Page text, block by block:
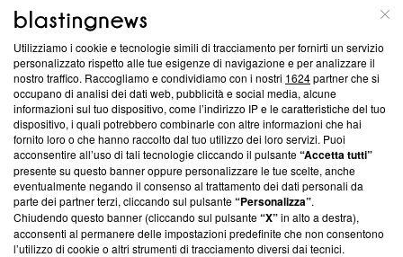
ABOUT
Questa sezione offre informazioni trasparenti su Blasting
News, sui nostri processi editoriali e su come ci impegniamo a
creare news di qualità. Inoltre, afferma la nostra aderenza a
‘Trust Project - News with Integrity’Blasting News non è
ancora membro del programma, ma ha richiesto di farne
parte; Trust Project non ha ancora effettuato una verifica di
conformità agli standard.
Su di noi
Team editoriale
Utilizziamo i cookie e tecnologie simili di tracciamento per fornirti un servizio
personalizzato rispetto alle tue esigenze di navigazione e per analizzare il
nostro traffico. Raccogliamo e condividiamo con i nostri 1624partner che si
occupano di analisi dei dati web, pubblicità e social media, alcune
informazioni sul tuo dispositivo, come l’indirizzo IP e le caratteristiche del tuo
dispositivo, i quali potrebbero combinarle con altre informazioni che hai
fornito loro o che hanno raccolto dal tuo utilizzo dei loro servizi. Puoi
acconsentire all’uso di tali tecnologie cliccando il pulsante“Accetta tutti”
presente su questo banner oppure personalizzare le tue scelte, anche
eventualmente negando il consenso al trattamento dei dati personali da
parte dei partner terzi, cliccando sul pulsante“Personalizza”.
Chiudendo questo banner (cliccando sul pulsante“X”in alto a destra),
acconsenti al permanere delle impostazioni predefinite che non consentono
l’utilizzo di cookie o altri strumenti di tracciamento diversi dai tecnici.